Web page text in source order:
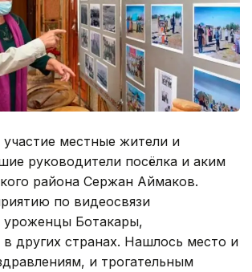
местные жители и
руководители посёлка и аким
района Сержан Аймаков.
по видеосвязи
уроженцы Ботакары,
других странах. Нашлось место и
и трогательным